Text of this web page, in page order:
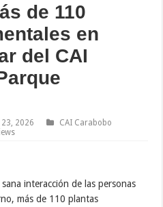
de 110
en
del CAI
2026
CAI Carabobo
interacción de las personas
más de 110 plantas